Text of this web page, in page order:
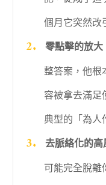
個月它突然改
零點擊的放大
整答案，他根
容被拿去滿足
典型的「為人
去脈絡化的高
可能完全脫離